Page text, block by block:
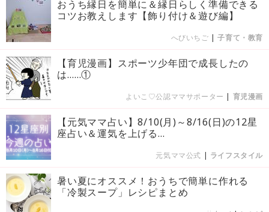
おうち縁日を簡単に＆縁日らしく準備できる
コツお教えします【飾り付け＆遊び編】
へびいちご |子育て・教育
【育児漫画】スポーツ少年団で成長したの
は……①
よいこ♡公認ママサポーター | 育児漫画
【元気ママ占い】8/10(月)～8/16(日)の12星
座占い＆運気を上げる...
元気ママ公式 | ライフスタイル
暑い夏にオススメ！おうちで簡単に作れる
「冷製スープ」レシピまとめ